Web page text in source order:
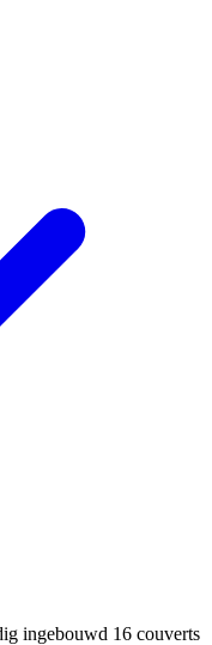
ingebouwd 16 couverts